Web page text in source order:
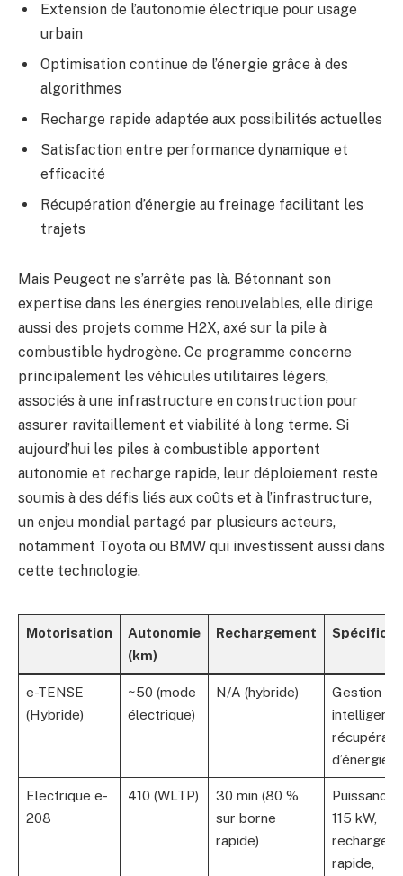
Extension de l’autonomie électrique pour usage
urbain
Optimisation continue de l’énergie grâce à des
algorithmes
Recharge rapide adaptée aux possibilités actuelles
Satisfaction entre performance dynamique et
efficacité
Récupération d’énergie au freinage facilitant les
trajets
Mais Peugeot ne s’arrête pas là. Bétonnant son
expertise dans les énergies renouvelables, elle dirige
aussi des projets comme H2X, axé sur la pile à
combustible hydrogène. Ce programme concerne
principalement les véhicules utilitaires légers,
associés à une infrastructure en construction pour
assurer ravitaillement et viabilité à long terme. Si
aujourd’hui les piles à combustible apportent
autonomie et recharge rapide, leur déploiement reste
soumis à des défis liés aux coûts et à l’infrastructure,
un enjeu mondial partagé par plusieurs acteurs,
notamment Toyota ou BMW qui investissent aussi dans
cette technologie.
Motorisation
Autonomie
(km)
Rechargement
e-TENSE
(Hybride)
~50 (mode
électrique)
N/A (hybride)
Gestion
d’énergie
Electrique e-
208
410 (WLTP)
30 min (80 %
sur borne
rapide)
Puissance
115 kW,
recharge
rapide,